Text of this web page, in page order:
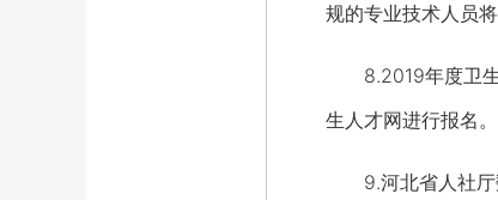
规的专业技术人员
8.2019年度卫生
生人才网进行报名
9.河北省人社厅